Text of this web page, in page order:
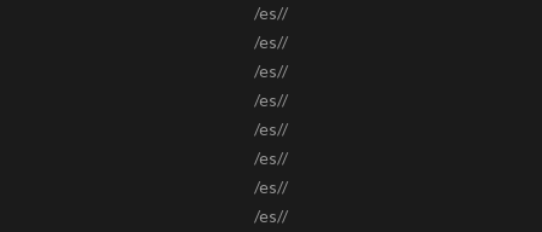
/es//
/es//
/es//
/es//
/es//
/es//
/es//
/es//